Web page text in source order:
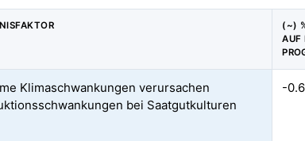
(~)
AUF
Klimaschwankungen verursachen
bei Saatgutkulturen
-